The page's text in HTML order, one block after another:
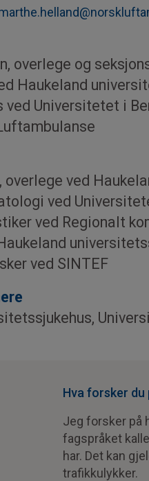
overlege og
Haukeland
Universitetet i
ved
ved
ved Regionalt
ved SINTEF
Hva forsker du
Jeg forsker på
fagspråket
har. Det kan
trafikkulykker.